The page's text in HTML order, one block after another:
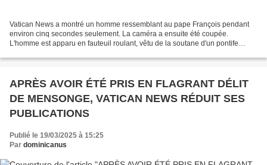
Vatican News a montré un homme ressemblant au pape François pendant
environ cinq secondes seulement. La caméra a ensuite été coupée.
L'homme est apparu en fauteuil roulant, vêtu de la soutane d'un pontife
APRÈS AVOIR ÉTÉ PRIS EN FLAGRANT DÉLIT
DE MENSONGE, VATICAN NEWS RÉDUIT SES
PUBLICATIONS
Publié le 19/03/2025 à 15:25
Par dominicanus